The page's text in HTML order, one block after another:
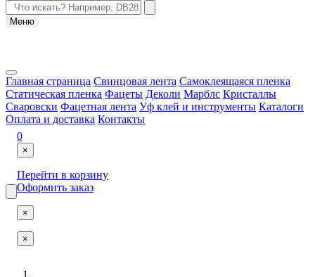
Меню
Главная страница Свинцовая лента Самоклеящаяся пленка
Статическая пленка Фацеты Деколи Марблс Кристаллы
Сваровски Фацетная лента Уф клей и инструменты Каталоги
Оплата и доставка Контакты
0
×
Перейти в корзину
Оформить заказ
×
×